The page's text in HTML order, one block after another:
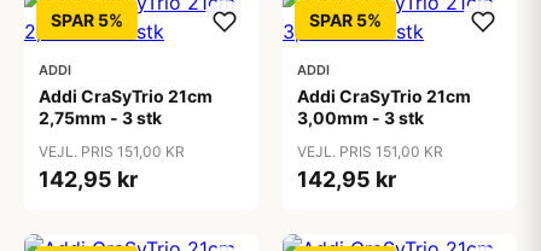
SPAR 5%
ADDI
Addi CraSyTrio 21cm
2,75mm - 3 stk
VEJL. PRIS 151,00 KR
142,95 kr
SPAR 5%
ADDI
Addi CraSyTrio 21cm
3,00mm - 3 stk
VEJL. PRIS 151,00 KR
142,95 kr